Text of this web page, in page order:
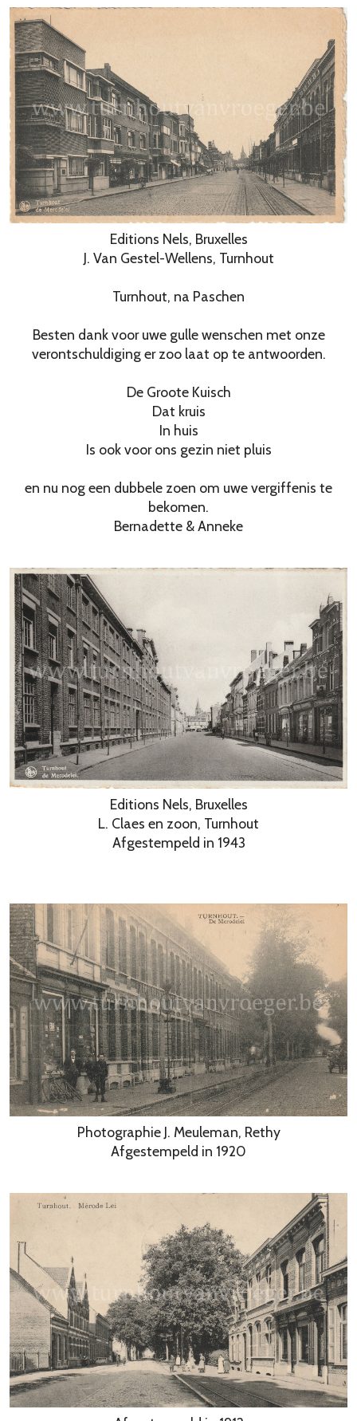
Editions Nels, Bruxelles
J. Van Gestel-Wellens, Turnhout
Turnhout, na Paschen
Besten dank voor uwe gulle wenschen met onze
verontschuldiging er zoo laat op te antwoorden.
De Groote Kuisch
Dat kruis
In huis
Is ook voor ons gezin niet pluis
en nu nog een dubbele zoen om uwe vergiffenis te
bekomen.
Bernadette & Anneke
Editions Nels, Bruxelles
L. Claes en zoon, Turnhout
Afgestempeld in 1943
Photographie J. Meuleman, Rethy
Afgestempeld in 1920